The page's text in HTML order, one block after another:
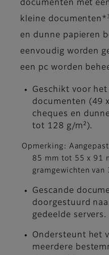
documenten met
kleine documenten* 3
en dunne papieren
eenvoudig worden
een pc worden
Geschikt voor
documenten (49
cheques en
tot 128 g/m²).
Opmerking:
85 mm tot 55 x 91
gramgewichten van
Gescande
doorgestuurd
gedeelde servers.
Ondersteunt het
meerdere